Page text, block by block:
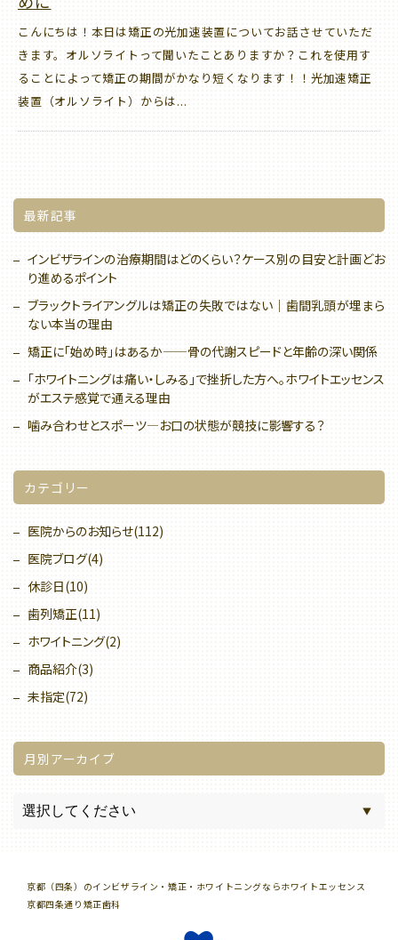
こんにちは！本日は矯正の光加速装置についてお話させていただ
きます。オルソライトって聞いたことありますか？これを使用す
ることによって矯正の期間がかなり短くなります！！光加速矯正
装置（オルソライト）からは...
最新記事
インビザラインの治療期間はどのくらい？ケース別の目安と計画どお
り進めるポイント
ブラックトライアングルは矯正の失敗ではない｜歯間乳頭が埋まら
ない本当の理由
矯正に「始め時」はあるか——骨の代謝スピードと年齢の深い関係
「ホワイトニングは痛い・しみる」で挫折した方へ。ホワイトエッセンス
がエステ感覚で通える理由
噛み合わせとスポーツ—お口の状態が競技に影響する？
カテゴリー
医院からのお知らせ(112)
医院ブログ(4)
休診日(10)
歯列矯正(11)
ホワイトニング(2)
商品紹介(3)
未指定(72)
月別アーカイブ
京都（四条）のインビザライン・矯正・ホワイトニングならホワイトエッセンス
京都四条通り矯正歯科